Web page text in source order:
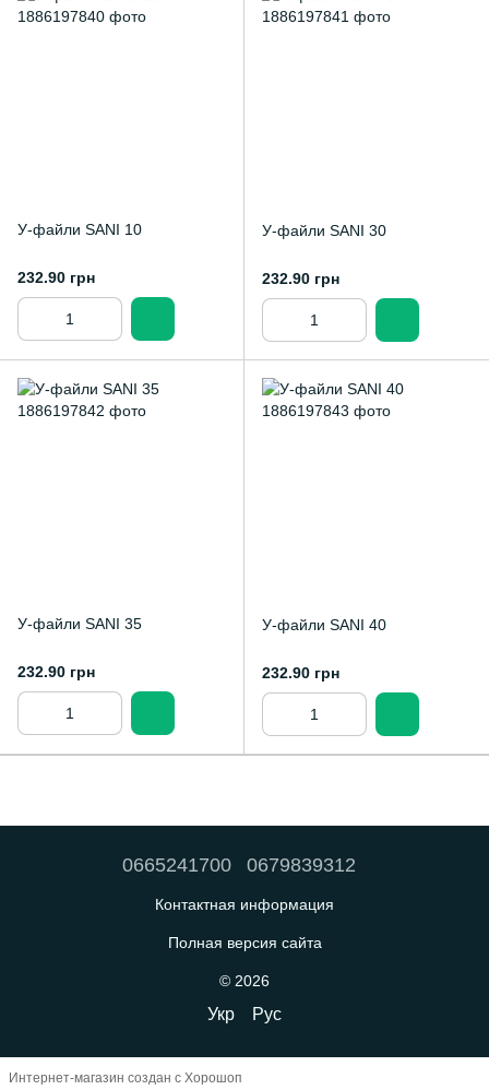
У-файли SANI 10
232.90 грн
У-файли SANI 30
232.90 грн
У-файли SANI 35
232.90 грн
У-файли SANI 40
232.90 грн
0665241700 0679839312
Контактная информация
Полная версия сайта
© 2026
Укр Рус
Интернет-магазин создан с Хорошоп